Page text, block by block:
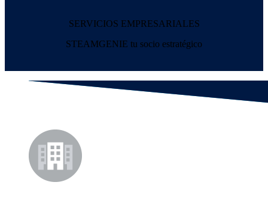
SERVICIOS EMPRESARIALES
STEAMGENIE tu socio estratégico